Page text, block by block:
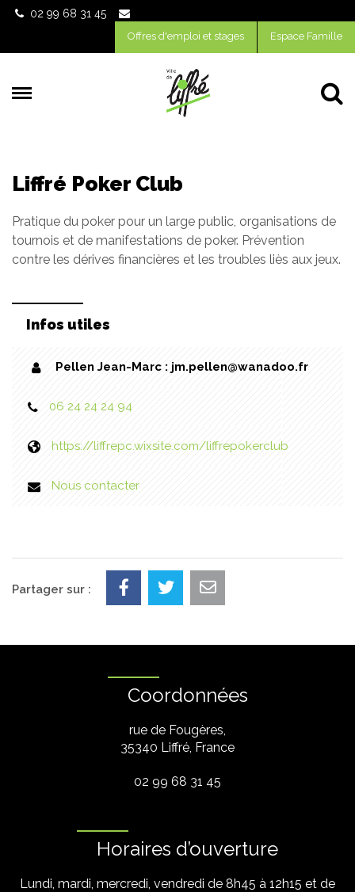
Gestion des traceurs
02 99 68 31 45
Offres d'emploi et stages Espace Famille
Liffré Poker Club
Pratique du poker pour un large public, organisations de
tournois et de manifestations de poker. Prévention
contre les dérives financières et les troubles liès aux jeux.
Infos utiles
Pellen Jean-Marc : jm.pellen@wanadoo.fr
06 24 24 24 94
https://liffrepc.wixsite.com/liffrepokerclub
Nous contacter
Partager sur :
Coordonnées
rue de Fougères,
35340 Liffré, France
02 99 68 31 45
Horaires d’ouverture
Lundi, mardi, mercredi, vendredi de 8h45 à 12h15 et de